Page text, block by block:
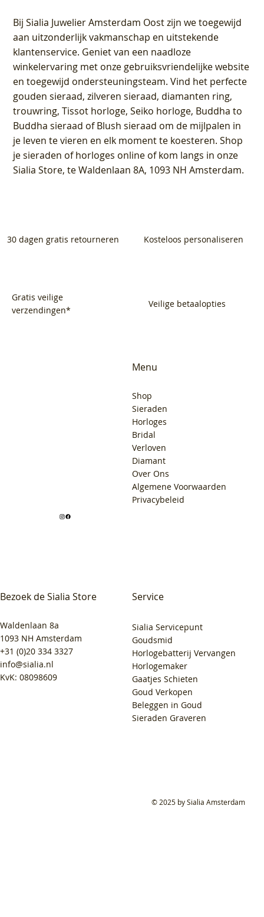
BijSialia Juwelier Amsterdam Oostzijn we toegewijd
aan uitzonderlijk vakmanschap en uitstekende
klantenservice. Geniet van een naadloze
winkelervaring met onze gebruiksvriendelijke website
en toegewijd ondersteuningsteam. Vind het perfecte
gouden sieraad, zilveren sieraad, diamanten ring,
trouwring, Tissot horloge, Seiko horloge, Buddha to
Buddha sieraad of Blush sieraad om de mijlpalen in
je leven te vieren en elk moment te koesteren. Shop
je sieraden of horloges online of kom langs in onze
Sialia Store, te Waldenlaan 8A, 1093 NH Amsterdam.
30 dagen gratis retourneren Kosteloos personaliseren
Gratis veilige
verzendingen*
Veilige betaalopties
Bezoek de Sialia Store
Waldenlaan 8a
1093 NH Amsterdam
+31 (0)20 334 3327
info@sialia.nl
KvK: 08098609
Menu
Shop
Sieraden
Horloges
Bridal
Verloven
Diamant
Over Ons
Algemene Voorwaarden
Privacybeleid
Service
Sialia Servicepunt
Goudsmid
Horlogebatterij Vervangen
Horlogemaker
Gaatjes Schieten
Goud Verkopen
Beleggen in Goud
Sieraden Graveren
© 2025 by Sialia Amsterdam